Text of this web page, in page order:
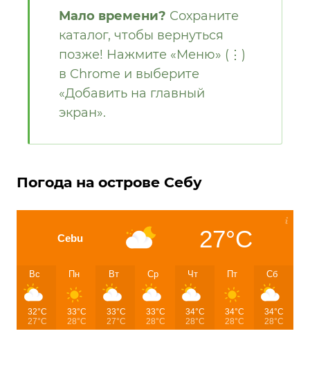
Мало времени? Сохраните
каталог, чтобы вернуться
позже! Нажмите «Меню» (⋮)
в Chrome и выберите
«Добавить на главный
экран».
Погода на острове Себу
Cebu 27°C
Вс
32°C
27°C
Пн
33°C
28°C
Вт
33°C
27°C
Ср
33°C
28°C
Чт
34°C
28°C
Пт
34°C
28°C
Сб
34°C
28°C